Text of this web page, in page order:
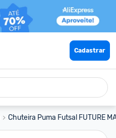
Cadastrar
Chuteira Puma Futsal FUTURE